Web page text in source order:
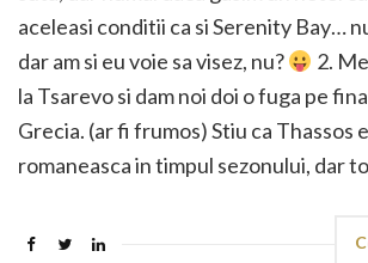
aceleasi conditii ca si Serenity Bay…
dar am si eu voie sa visez, nu?
2.
la Tsarevo si dam noi doi o fuga pe
Grecia. (ar fi frumos) Stiu ca Thassos
romaneasca in timpul sezonului, dar